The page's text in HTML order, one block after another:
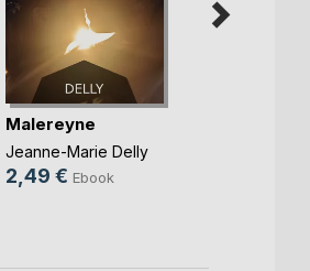
Malereyne
Jeanne-Marie Delly
2,49 € Ebook